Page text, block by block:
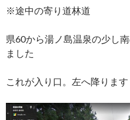
※途中の寄り道林道
県60から湯ノ島温泉の少し
ました
これが入り口。左へ降ります